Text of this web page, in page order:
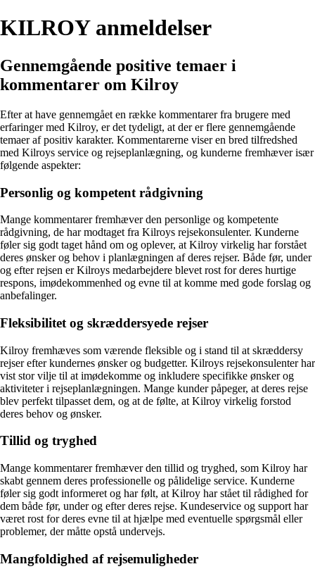
KILROY anmeldelser
Gennemgående positive temaer i
kommentarer om Kilroy
Efter at have gennemgået en række kommentarer fra brugere med
erfaringer med Kilroy, er det tydeligt, at der er flere gennemgående
temaer af positiv karakter. Kommentarerne viser en bred tilfredshed
med Kilroys service og rejseplanlægning, og kunderne fremhæver især
følgende aspekter:
Personlig og kompetent rådgivning
Mange kommentarer fremhæver den personlige og kompetente
rådgivning, de har modtaget fra Kilroys rejsekonsulenter. Kunderne
føler sig godt taget hånd om og oplever, at Kilroy virkelig har forstået
deres ønsker og behov i planlægningen af deres rejser. Både før, under
og efter rejsen er Kilroys medarbejdere blevet rost for deres hurtige
respons, imødekommenhed og evne til at komme med gode forslag og
anbefalinger.
Fleksibilitet og skræddersyede rejser
Kilroy fremhæves som værende fleksible og i stand til at skræddersy
rejser efter kundernes ønsker og budgetter. Kilroys rejsekonsulenter har
vist stor vilje til at imødekomme og inkludere specifikke ønsker og
aktiviteter i rejseplanlægningen. Mange kunder påpeger, at deres rejse
blev perfekt tilpasset dem, og at de følte, at Kilroy virkelig forstod
deres behov og ønsker.
Tillid og tryghed
Mange kommentarer fremhæver den tillid og tryghed, som Kilroy har
skabt gennem deres professionelle og pålidelige service. Kunderne
føler sig godt informeret og har følt, at Kilroy har stået til rådighed for
dem både før, under og efter deres rejse. Kundeservice og support har
været rost for deres evne til at hjælpe med eventuelle spørgsmål eller
problemer, der måtte opstå undervejs.
Mangfoldighed af rejsemuligheder